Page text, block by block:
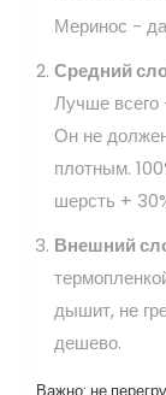
Меринос -
Средний
Лучше
Он не
плотным.
шерсть +
Внешний
дышит, не
дешево.